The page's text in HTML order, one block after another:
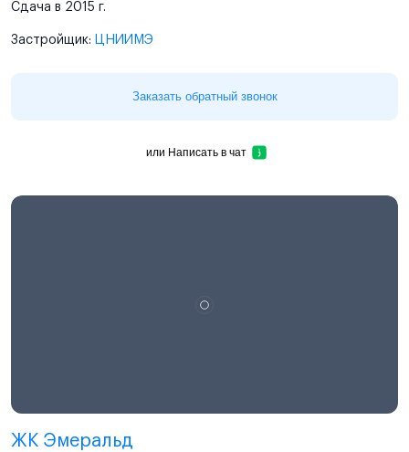
Сдача в 2015 г.
Застройщик: ЦНИИМЭ
Заказать обратный звонок
или Написать в чат
ЖК Эмеральд